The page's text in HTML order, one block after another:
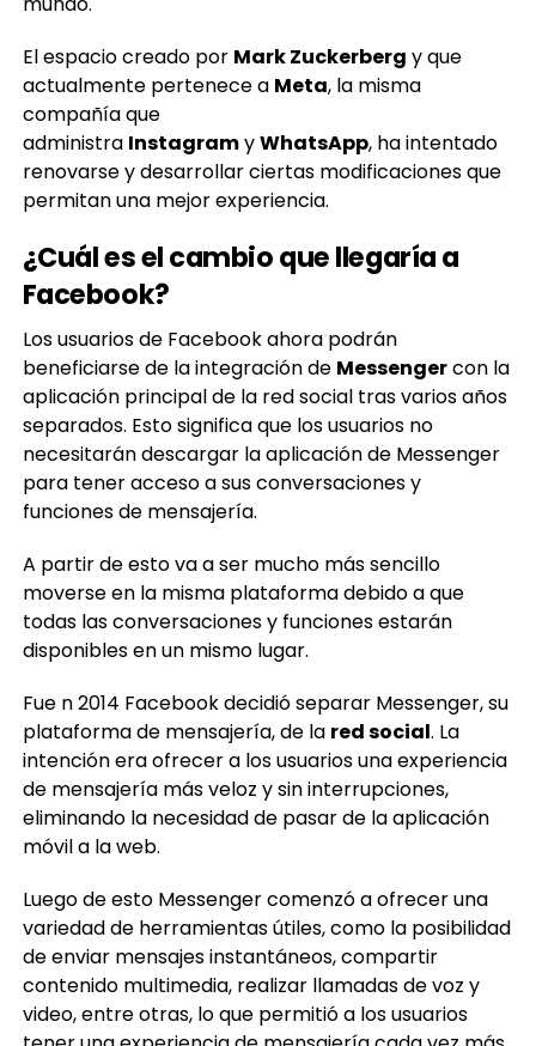
El espacio creado por
actualmente pertenece a Meta , la misma
compañía que
administraInstagramy WhatsApp, ha intentado
renovarse y desarrollar ciertas modificaciones que
permitan una mejor experiencia.
¿Cuál es el cambio que llegaría a
Facebook?
Los usuarios de Facebook ahora podrán
beneficiarse de la integración de
Messenger
aplicación principal de la red social tras varios años
separados. Esto significa que los usuarios no
necesitarán descargar la aplicación de Messenger
para tener acceso a sus conversaciones y
funciones de mensajería.
A partir de esto va a ser mucho más sencillo
moverse en la misma plataforma debido a que
todas las conversaciones y funciones estarán
disponibles en un mismo lugar.
Fue n 2014 Facebook decidió separar Messenger, su
plataforma de mensajería, de la
red social
intención era ofrecer a los usuarios una experiencia
de mensajería más veloz y sin interrupciones,
eliminando la necesidad de pasar de la aplicación
móvil a la web.
Luego de esto Messenger comenzó a ofrecer una
variedad de herramientas útiles, como la posibilidad
de enviar mensajes instantáneos, compartir
contenido multimedia, realizar llamadas de voz y
video, entre otras, lo que permitió a los usuarios
tener una experiencia de mensajería cada vez más
profunda. Lo cierto es que todo regresaría al origen.